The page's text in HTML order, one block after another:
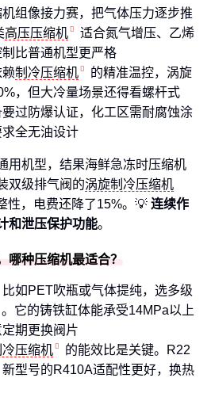
机组像接力赛，把气体压力逐步推
高压压缩机
适合氮气增压、乙烯
比普通机型更严格
制冷压缩机
的精准温控，涡旋
，但大冷量场景还得看螺杆式
要过防爆认证，化工区需耐腐蚀涂
全无油设计
用机型，结果海鲜急冻时压缩机
双级排气阀的涡旋制冷压缩机
性，电费还降了15%。💡 连续作
和泄压保护功能。
哪种压缩机最适合？
比如PET吹瓶或气体提纯，选多级
。它的铸铁缸体能承受14MPa以上
期更换阀片
冷压缩机
的能效比是关键。R22
型号的R410A适配性更好，换热